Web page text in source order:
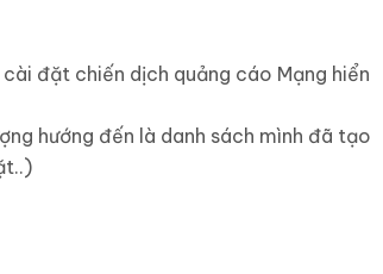
đặt chiến dịch quảng cáo Mạng hiển
hướng đến là danh sách mình đã tạo